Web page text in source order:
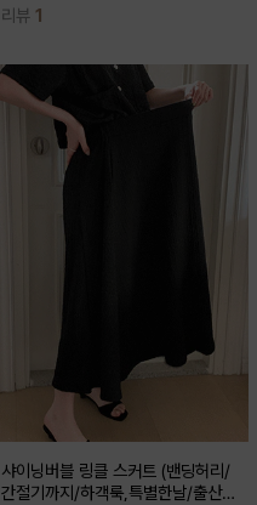
패턴과 우아한 광택감이 세련된 롱스커
리뷰 1
샤이닝버블 링클 스커트 (밴딩허리/
간절기까지/하객룩,특별한날/출산후